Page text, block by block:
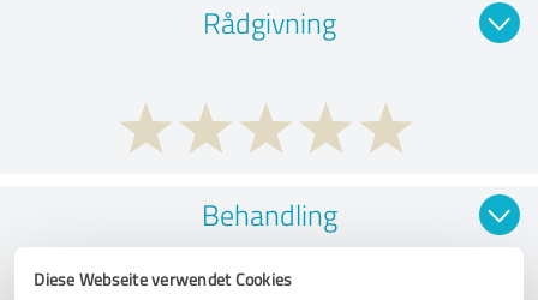
Diese Webseite verwendet Cookies
Rådgivning
Behandling